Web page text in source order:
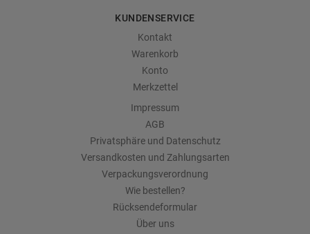
KUNDENSERVICE
Kontakt
Warenkorb
Konto
Merkzettel
Impressum
AGB
Privatsphäre und Datenschutz
Versandkosten und Zahlungsarten
Verpackungsverordnung
Wie bestellen?
Rücksendeformular
Über uns